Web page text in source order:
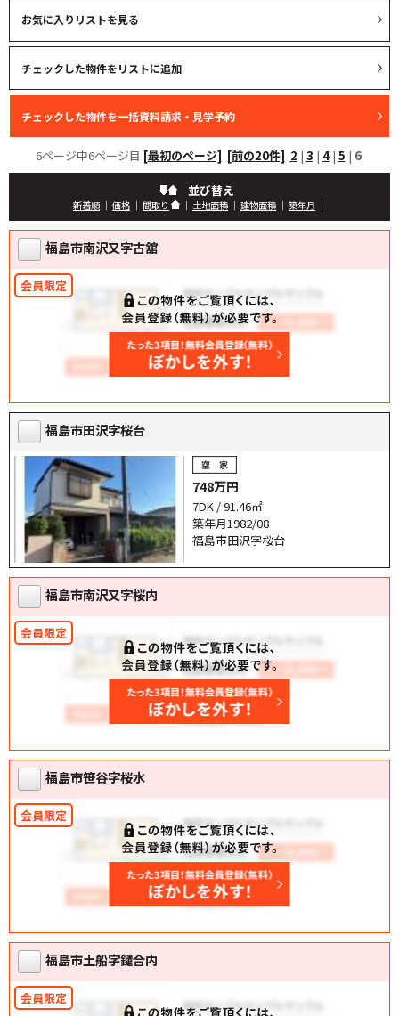
お気に入りリストを見る
6ページ中6ページ目 [最初のページ] [前の20件] 2 | 3 | 4| 5 | 6
並び替え
新着順 ｜ 価格 ｜ 間取り ｜ 土地面積 ｜ 建物面積 ｜ 築年月 ｜
福島市南沢又字古舘
福島市田沢字桜台
748万円
7DK / 91.46㎡
築年月1982/08
福島市田沢字桜台
福島市南沢又字桜内
福島市笹谷字桜水
福島市土船字鑓合内